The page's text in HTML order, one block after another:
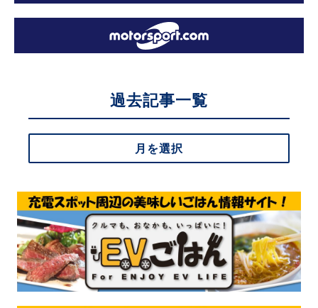
過去記事一覧
月を選択